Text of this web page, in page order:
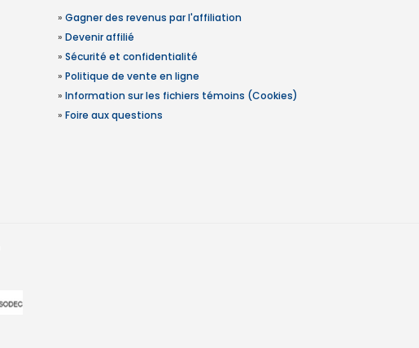
» Gagner des revenus par l'affiliation
» Devenir affilié
» Sécurité et confidentialité
» Politique de vente en ligne
» Information sur les fichiers témoins (Cookies)
» Foire aux questions